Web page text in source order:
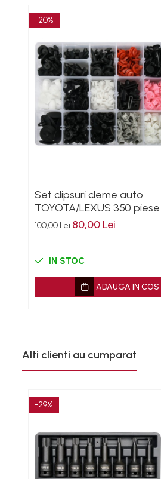
Alfa romeo
Chevrolet
Land Rover
Saab
Suzuki
Universale
Scule pentru tinichigerie
-20%
Set clipsuri cleme auto
TOYOTA/LEXUS 350 piese
100,00 Lei80,00 Lei
IN STOC
ADAUGA IN COS
Alti clienti au cumparat
-29%